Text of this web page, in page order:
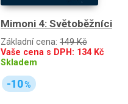
Mimoni 4: Světoběžníci
Základní cena: 149 Kč
Vaše cena s DPH: 134Kč
Skladem
-10%